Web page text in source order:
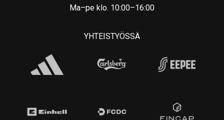
Ma–pe klo. 10:00–16:00
YHTEISTYÖSSÄ